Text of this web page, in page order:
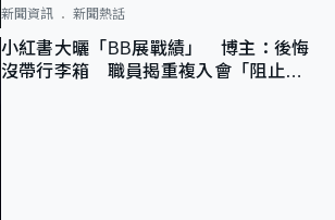
新聞資訊 新聞熱話
小紅書大曬「BB展戰績」 博主：後悔
沒帶行李箱 職員揭重複入會「阻止唔